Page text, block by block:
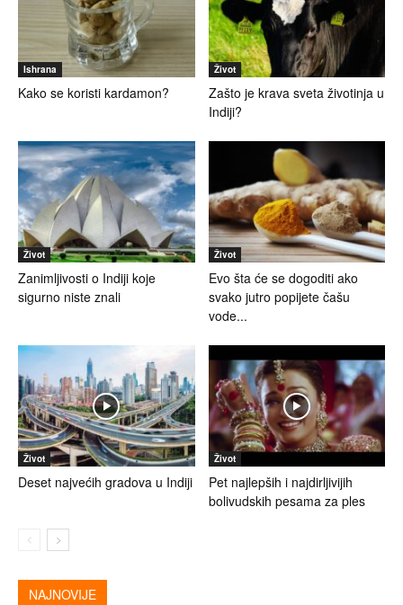
Ishrana
Kako se koristi kardamon?
Život
Zašto je krava sveta životinja u
Indiji?
Život
Zanimljivosti o Indiji koje
sigurno niste znali
Život
Evo šta će se dogoditi ako
svako jutro popijete čašu
vode...
Život
Deset najvećih gradova u Indiji
Život
Pet najlepših i najdirljivijih
bolivudskih pesama za ples
NAJNOVIJE